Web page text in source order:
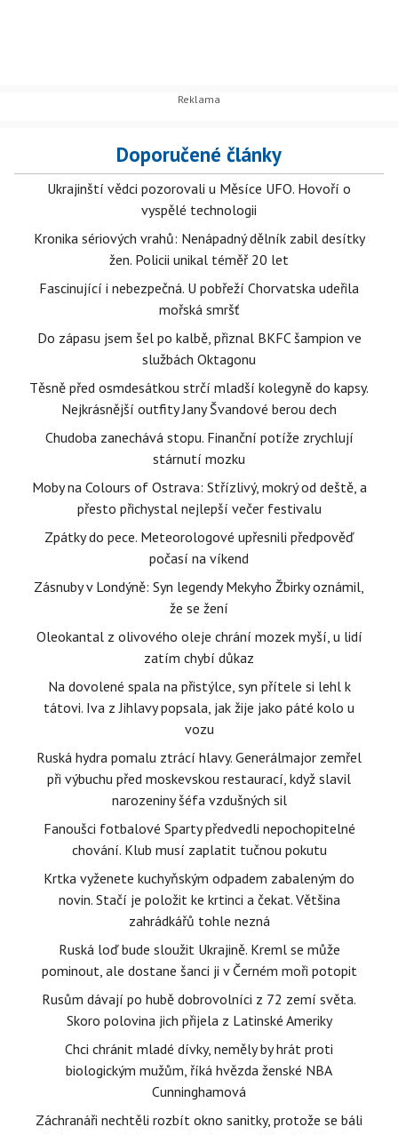
Doporučené články
Ukrajinští vědci pozorovali u Měsíce UFO. Hovoří o
vyspělé technologii
Kronika sériových vrahů: Nenápadný dělník zabil desítky
žen. Policii unikal téměř 20 let
Fascinující i nebezpečná. U pobřeží Chorvatska udeřila
mořská smršť
Do zápasu jsem šel po kalbě, přiznal BKFC šampion ve
službách Oktagonu
Těsně před osmdesátkou strčí mladší kolegyně do kapsy.
Nejkrásnější outfity Jany Švandové berou dech
Chudoba zanechává stopu. Finanční potíže zrychlují
stárnutí mozku
Moby na Colours of Ostrava: Střízlivý, mokrý od deště, a
přesto přichystal nejlepší večer festivalu
Zpátky do pece. Meteorologové upřesnili předpověď
počasí na víkend
Zásnuby v Londýně: Syn legendy Mekyho Žbirky oznámil,
že se žení
Oleokantal z olivového oleje chrání mozek myší, u lidí
zatím chybí důkaz
Na dovolené spala na přistýlce, syn přítele si lehl k
tátovi. Iva z Jihlavy popsala, jak žije jako páté kolo u
vozu
Ruská hydra pomalu ztrácí hlavy. Generálmajor zemřel
při výbuchu před moskevskou restaurací, když slavil
narozeniny šéfa vzdušných sil
Fanoušci fotbalové Sparty předvedli nepochopitelné
chování. Klub musí zaplatit tučnou pokutu
Krtka vyženete kuchyňským odpadem zabaleným do
novin. Stačí je položit ke krtinci a čekat. Většina
zahrádkářů tohle nezná
Ruská loď bude sloužit Ukrajině. Kreml se může
pominout, ale dostane šanci ji v Černém moři potopit
Rusům dávají po hubě dobrovolníci z 72 zemí světa.
Skoro polovina jich přijela z Latinské Ameriky
Chci chránit mladé dívky, neměly by hrát proti
biologickým mužům, říká hvězda ženské NBA
Cunninghamová
Záchranáři nechtěli rozbít okno sanitky, protože se báli